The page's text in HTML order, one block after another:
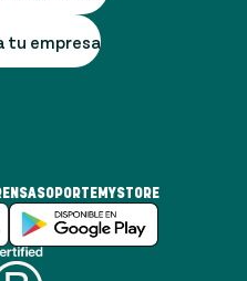
tu empresa
SOPORTEMYSTORE